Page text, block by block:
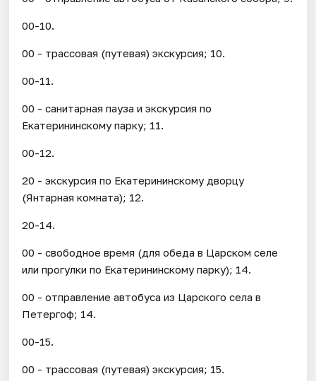
00-10.
00 - трассовая (путевая) экскурсия; 10.
00-11.
00 - санитарная пауза и экскурсия по
Екатерининскому парку; 11.
00-12.
20 - экскурсия по Екатерининскому дворцу
(Янтарная комната); 12.
20-14.
00 - свободное время (для обеда в Царском селе
или прогулки по Екатерининскому парку); 14.
00 - отправление автобуса из Царского села в
Петергоф; 14.
00-15.
00 - трассовая (путевая) экскурсия; 15.